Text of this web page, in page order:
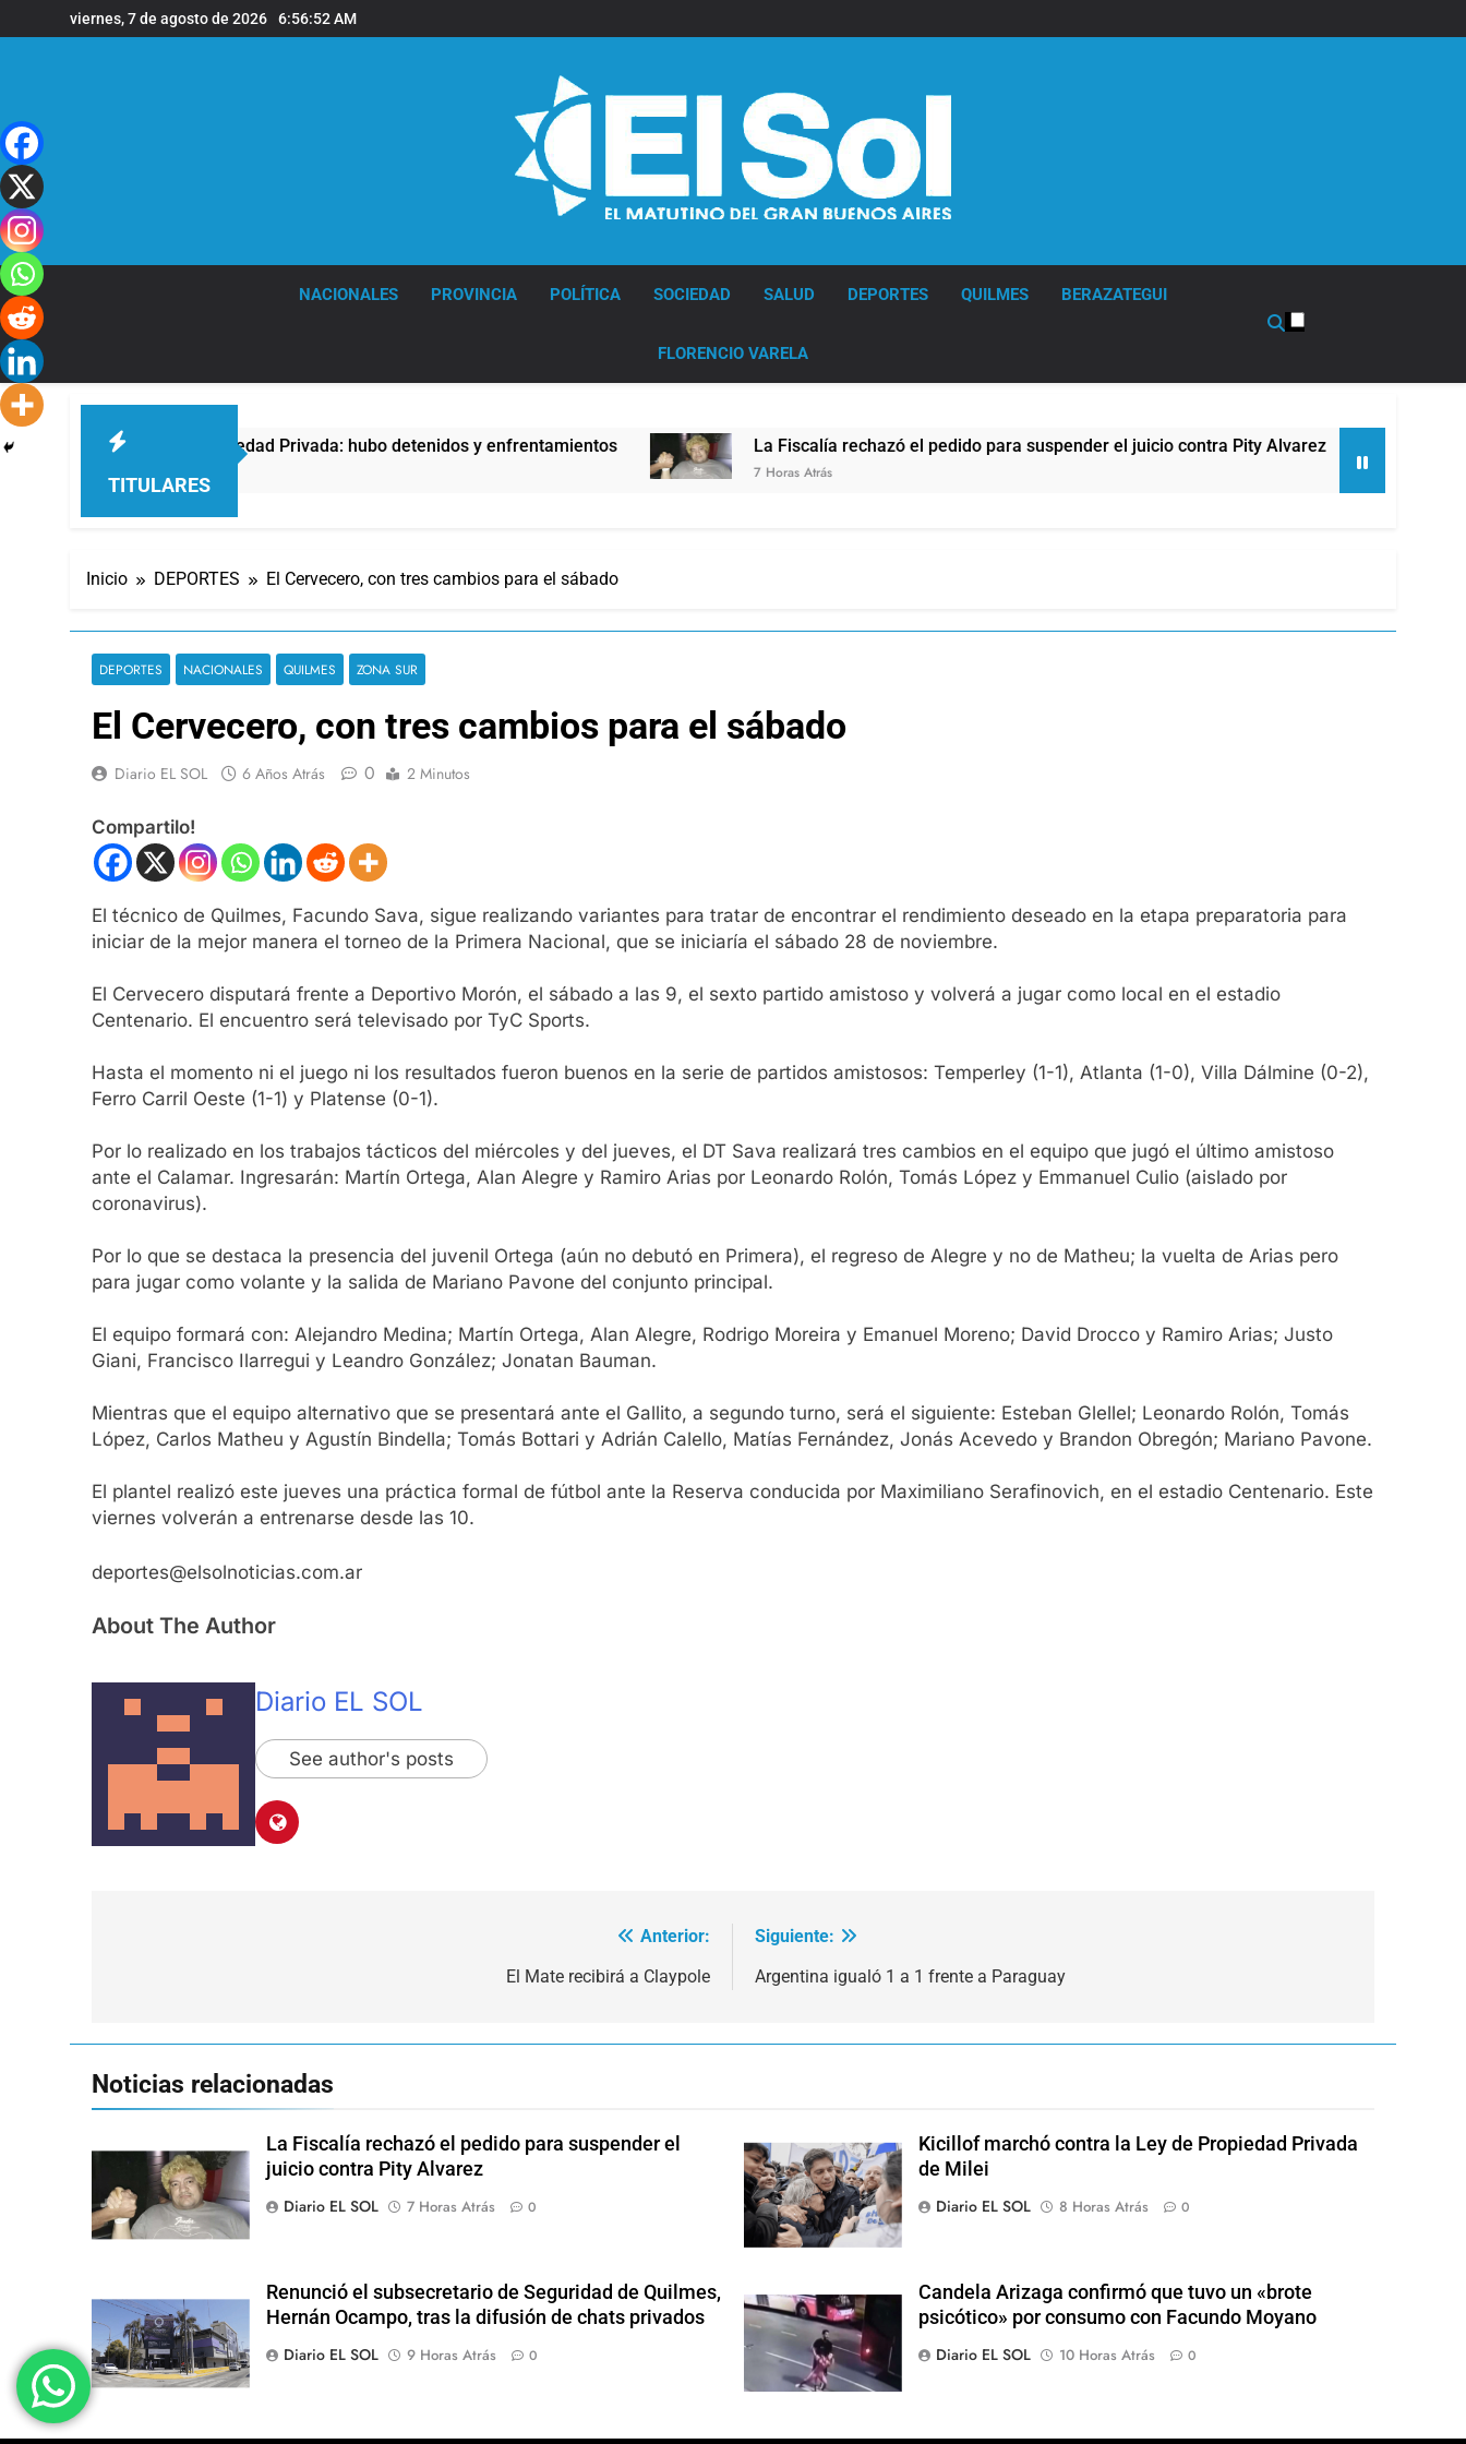
al
viernes, 7 de agosto de 2026 6:56:53 AM
NACIONALES PROVINCIA POLÍTICA SOCIEDAD SALUD DEPORTES QUILMES BERAZATEGUI
FLORENCIO VARELA
TITULARES
contra la Ley de Propiedad Privada: hubo detenidos y enfrentamientos La Fiscalía rechazó el pedido para suspender el juicio contra Pity Alvarez
7 Horas Atrás
Inicio DEPORTES El Cervecero, con tres cambios para el sábado
DEPORTES NACIONALES QUILMES ZONA SUR
El Cervecero, con tres cambios para el sábado
Diario EL SOL 6 Años Atrás 0 2 Minutos
Compartilo!
El técnico de Quilmes, Facundo Sava, sigue realizando variantes para tratar de encontrar el rendimiento deseado en la etapa preparatoria para
iniciar de la mejor manera el torneo de la Primera Nacional, que se iniciaría el sábado 28 de noviembre.
El Cervecero disputará frente a Deportivo Morón, el sábado a las 9, el sexto partido amistoso y volverá a jugar como local en el estadio
Centenario. El encuentro será televisado por TyC Sports.
Hasta el momento ni el juego ni los resultados fueron buenos en la serie de partidos amistosos: Temperley (1-1), Atlanta (1-0), Villa Dálmine (0-2),
Ferro Carril Oeste (1-1) y Platense (0-1).
Por lo realizado en los trabajos tácticos del miércoles y del jueves, el DT Sava realizará tres cambios en el equipo que jugó el último amistoso
ante el Calamar. Ingresarán: Martín Ortega, Alan Alegre y Ramiro Arias por Leonardo Rolón, Tomás López y Emmanuel Culio (aislado por
coronavirus).
Por lo que se destaca la presencia del juvenil Ortega (aún no debutó en Primera), el regreso de Alegre y no de Matheu; la vuelta de Arias pero
para jugar como volante y la salida de Mariano Pavone del conjunto principal.
El equipo formará con: Alejandro Medina; Martín Ortega, Alan Alegre, Rodrigo Moreira y Emanuel Moreno; David Drocco y Ramiro Arias; Justo
Giani, Francisco Ilarregui y Leandro González; Jonatan Bauman.
Mientras que el equipo alternativo que se presentará ante el Gallito, a segundo turno, será el siguiente: Esteban Glellel; Leonardo Rolón, Tomás
López, Carlos Matheu y Agustín Bindella; Tomás Bottari y Adrián Calello, Matías Fernández, Jonás Acevedo y Brandon Obregón; Mariano Pavone.
El plantel realizó este jueves una práctica formal de fútbol ante la Reserva conducida por Maximiliano Serafinovich, en el estadio Centenario. Este
viernes volverán a entrenarse desde las 10.
deportes@elsolnoticias.com.ar
About The Author
Diario EL SOL
See author's posts
Anterior:
El Mate recibirá a Claypole
Siguiente:
Argentina igualó 1 a 1 frente a Paraguay
Noticias relacionadas
La Fiscalía rechazó el pedido para suspender el
juicio contra Pity Alvarez
Diario EL SOL
7 Horas Atrás 0
Kicillof marchó contra la Ley de Propiedad Privada
de Milei
Diario EL SOL
8 Horas Atrás 0
Renunció el subsecretario de Seguridad de Quilmes,
Hernán Ocampo, tras la difusión de chats privados
Diario EL SOL
9 Horas Atrás 0
Candela Arizaga confirmó que tuvo un «brote
psicótico» por consumo con Facundo Moyano
Diario EL SOL
10 Horas Atrás 0